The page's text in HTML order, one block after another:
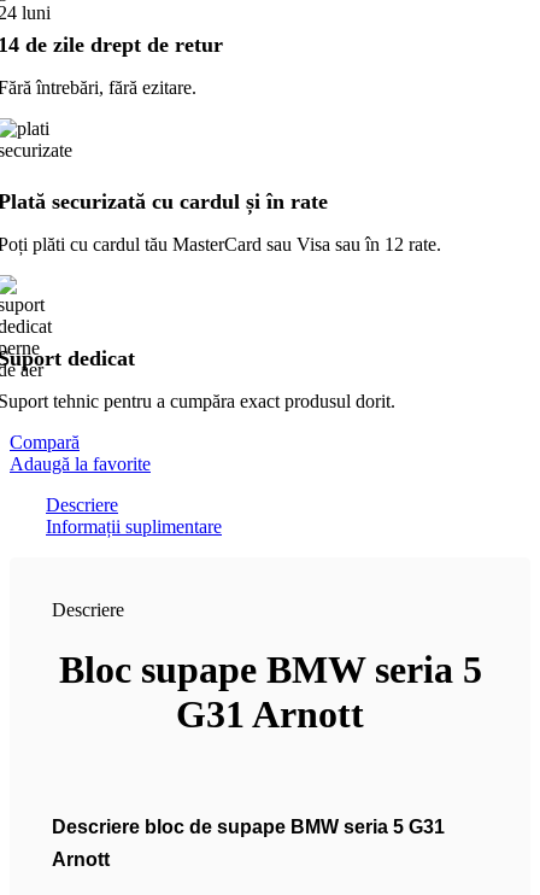
de zile drept de retur
întrebări, fără ezitare.
securizată cu cardul și în rate
plăti cu cardul tău MasterCard sau Visa sau în 12 rate.
dedicat
tehnic pentru a cumpăra exact produsul dorit.
Compară
Adaugă la favorite
Descriere
Informații suplimentare
Descriere
Bloc supape BMW seria 5
G31 Arnott
Descriere bloc de supape BMW seria 5 G31
Arnott